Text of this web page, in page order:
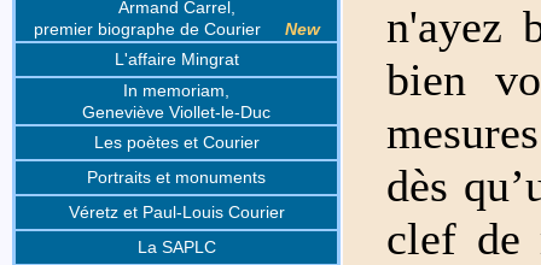
Armand Carrel,
premier biographe de CourierNew
L'affaire Mingrat
In memoriam,
Geneviève Viollet-le-Duc
Les poètes et Courier
Portraits et monuments
Véretz et Paul-Louis Courier
La SAPLC
n'ayez
bien
dès
clef de